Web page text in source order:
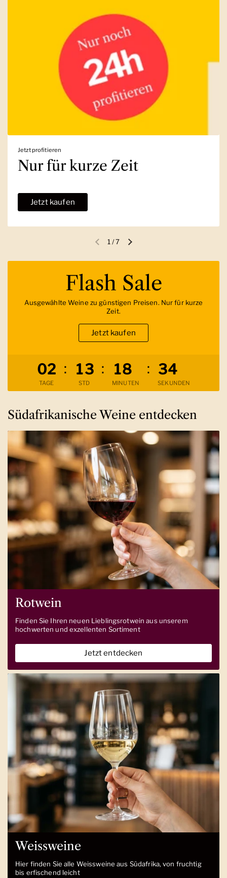
Jetzt profitieren
Nur für kurze Zeit
Jetzt kaufen
Vorherige FolieNächste Folie
1 /7
Verbleibende Zeit
02
TAGE
: 13
STD
: 18
MINUTEN
: 32
SEKUNDEN
Flash Sale
Ausgewählte Weine zu günstigen Preisen. Nur für kurze
Zeit.
Jetzt kaufen
Südafrikanische Weine entdecken
Rotwein
Finden Sie Ihren neuen Lieblingsrotwein aus unserem
hochwerten und exzellenten Sortiment
Jetzt entdecken
Weissweine
Hier finden Sie alle Weissweine aus Südafrika, von fruchtig
bis erfischend leicht